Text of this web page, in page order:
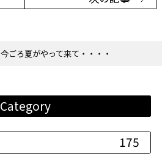
Category
175
今ごろ夏がやって来て・・・・